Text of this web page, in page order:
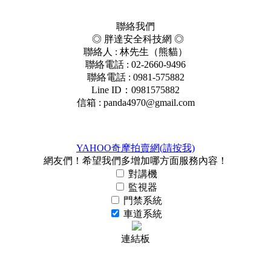
聯絡我們
◎ 胖達安全科技網 ◎
聯絡人 : 林先生（熊貓）
聯絡電話 : 02-2660-9496
聯絡電話 : 0981-575882
Line ID：0981575882
信箱 : panda4970@gmail.com
YAHOO奇摩拍賣網(請按我)
網友們！希望我們多增加哪方面服務內容！
對講機
監視器
門禁系統
車道系統
連結板